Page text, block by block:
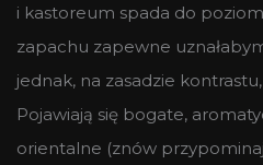
i kastoreum spada do
zapachu zapewne
jednak, na zasadzie
Pojawiają się bogate,
orientalne (znów